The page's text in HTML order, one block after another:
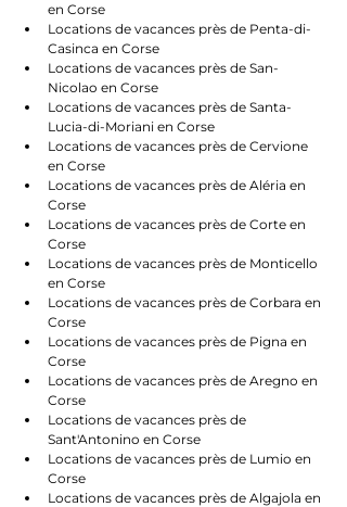
en Corse
Locations de vacances près de Penta-di-
Casinca en Corse
Locations de vacances près de San-
Nicolao en Corse
Locations de vacances près de Santa-
Lucia-di-Moriani en Corse
Locations de vacances près de Cervione
en Corse
Locations de vacances près de Aléria en
Corse
Locations de vacances près de Corte en
Corse
Locations de vacances près de Monticello
en Corse
Locations de vacances près de Corbara en
Corse
Locations de vacances près de Pigna en
Corse
Locations de vacances près de Aregno en
Corse
Locations de vacances près de
Sant'Antonino en Corse
Locations de vacances près de Lumio en
Corse
Locations de vacances près de Algajola en